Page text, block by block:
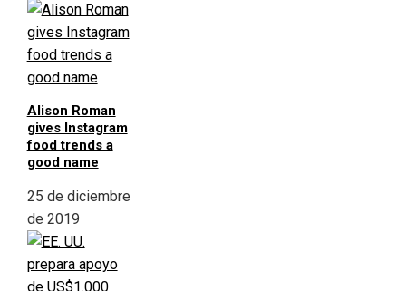
Alison Roman
gives Instagram
food trends a
good name
25 de diciembre
de 2019